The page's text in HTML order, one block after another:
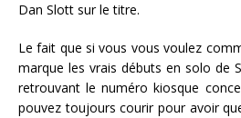
Dan Slott sur le titre.
Le fait que si vous vous voulez
marque les vrais débuts en solo de
retrouvant le numéro kiosque
pouvez toujours courir pour avoir